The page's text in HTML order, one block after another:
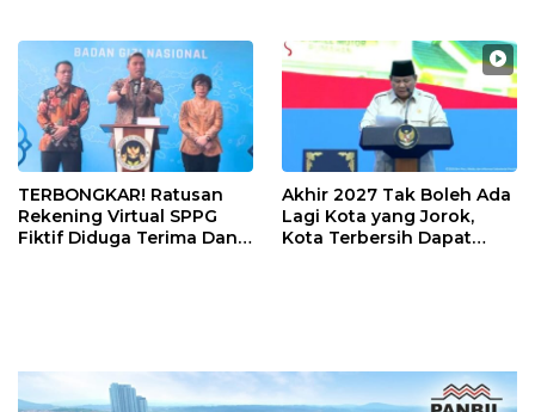
TERBONGKAR! Ratusan
Rekening Virtual SPPG
Fiktif Diduga Terima Dana
Akhir 2027 Tak Boleh Ada
Lagi Kota yang Jorok,
Kota Terbersih Dapat